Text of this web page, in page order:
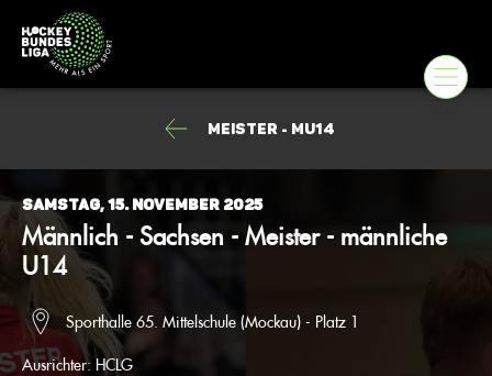
Meister - mU14
Samstag, 15. November 2025
Männlich - Sachsen - Meister - männliche
U14
Sporthalle 65. Mittelschule (Mockau) - Platz 1
Ausrichter: HCLG